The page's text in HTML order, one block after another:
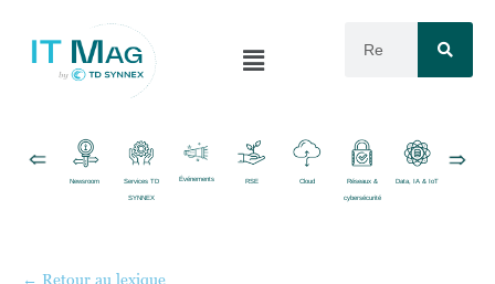
Newsroom Services TD
SYNNEX
Événements RSE Cloud Réseaux &
cybersécurité
Data, IA & IoT
← Retour au lexique